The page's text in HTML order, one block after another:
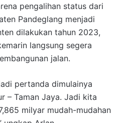
pengalihan status dari
Pandeglang menjadi
dilakukan tahun 2023,
langsung segera
jalan.
pertanda dimulainya
– Taman Jaya. Jadi kita
milyar mudah-mudahan